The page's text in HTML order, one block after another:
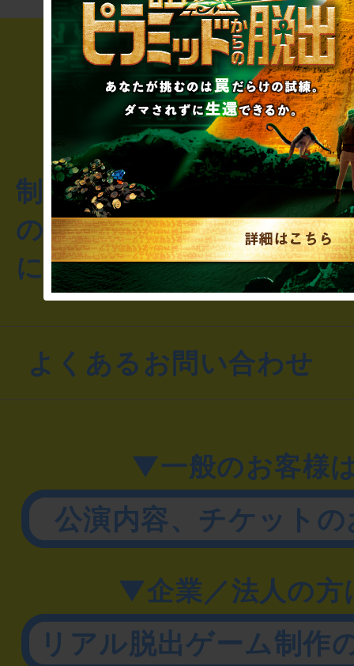
制作のご相談・コラボレ
のお客様からのご質問や
にお問い合わせください
よくあるお問い合わせ
▼一般のお客様
公演内容、チケット
▼企業／法人の方
リアル脱出ゲーム制作